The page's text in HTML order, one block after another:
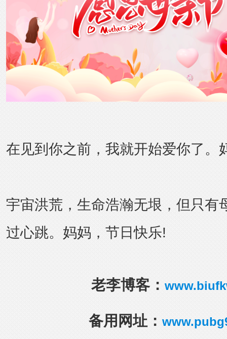
在见到你之前，我就开始爱你了。
宇宙洪荒，生命浩瀚无垠，但只有
过心跳。妈妈，节日快乐!
老李博客：
备用网址：